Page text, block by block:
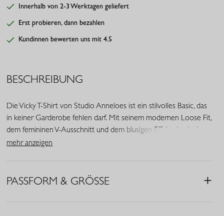
Innerhalb von 2-3 Werktagen geliefert
Erst probieren, dann bezahlen
Kundinnen bewerten uns mit 4.5
BESCHREIBUNG
Die Vicky T-Shirt von Studio Anneloes ist ein stilvolles Basic, das
in keiner Garderobe fehlen darf. Mit seinem modernen Loose Fit,
dem femininen V-Ausschnitt und dem blusigen Effekt durch den
elastischen Bund an der Vorderseite bietet dieses Shirt die
Büro, Freizeit oder Reise.
mehr anzeigen
PASSFORM & GRÖSSE